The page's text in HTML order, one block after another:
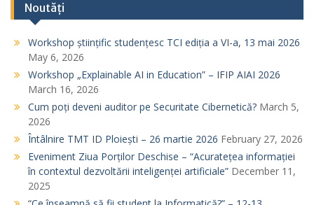
Noutăți
Workshop științific studențesc TCI ediția a VI-a, 13 mai 2026
May 6, 2026
Workshop „Explainable AI in Education” – IFIP AIAI 2026
March 16, 2026
Cum poți deveni auditor pe Securitate Cibernetică? March 5,
2026
Întâlnire TMT ID Ploiești – 26 martie 2026 February 27, 2026
Eveniment Ziua Porților Deschise – “Acuratețea informației
în contextul dezvoltării inteligenței artificiale” December 11,
2025